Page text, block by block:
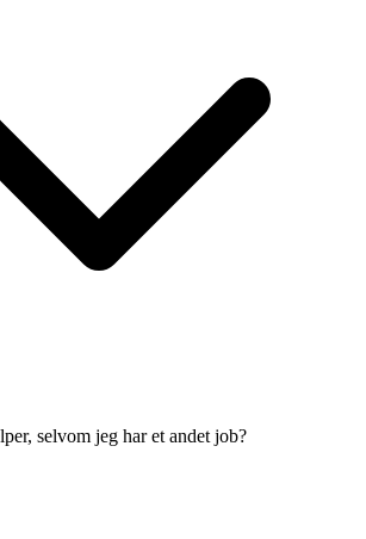
selvom jeg har et andet job?